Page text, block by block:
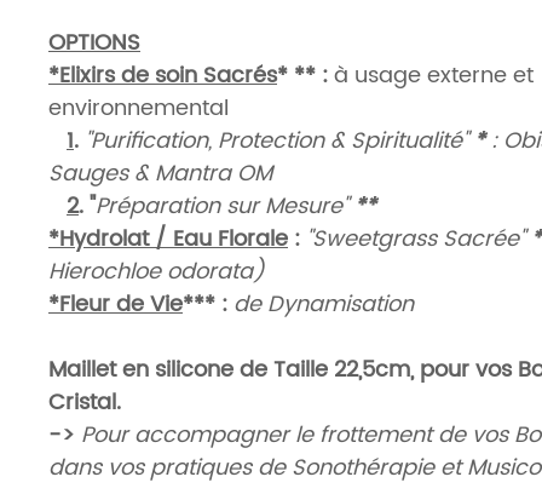
OPTIONS
*Elixirs de soin Sacrés* ** :à usage externe et
environnemental
1. "Purification, Protection & Spiritualité"*:
Sauges & Mantra OM
2. "Préparation sur Mesure"**
*Hydrolat / Eau Florale : "Sweetgrass Sacrée"
Hierochloe odorata)
*Fleur de Vie*** : de Dynamisation
Maillet en silicone de Taille 22,5cm, pour vos
Cristal.
-> Pour accompagner le frottement de vos
dans vos pratiques de Sonothérapie et